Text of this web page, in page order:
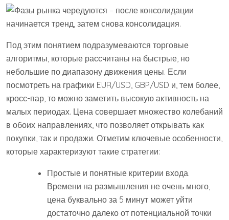
Под этим понятием подразумеваются торговые
алгоритмы, которые рассчитаны на быстрые, но
небольшие по диапазону движения цены. Если
посмотреть на графики EUR/USD, GBP/USD и, тем более,
кросс-пар, то можно заметить высокую активность на
малых периодах. Цена совершает множество колебаний
в обоих направлениях, что позволяет открывать как
покупки, так и продажи. Отметим ключевые особенности,
которые характеризуют такие стратегии:
Простые и понятные критерии входа.
Времени на размышления не очень много,
цена буквально за 5 минут может уйти
достаточно далеко от потенциальной точки